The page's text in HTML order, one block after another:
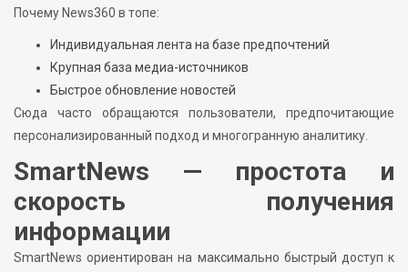
Почему News360 в топе:
Индивидуальная лента на базе предпочтений
Крупная база медиа-источников
Быстрое обновление новостей
Сюда часто обращаются пользователи, предпочитающие
персонализированный подход и многогранную аналитику.
SmartNews — простота и
скорость получения
информации
SmartNews ориентирован на максимально быстрый доступ к